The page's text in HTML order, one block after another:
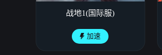
战地1(国际服)
加速